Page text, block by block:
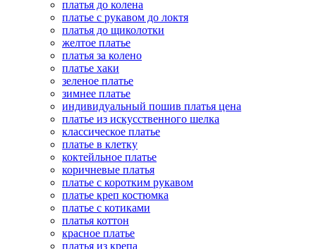
платья до колена
платье с рукавом до локтя
платья до щиколотки
желтое платье
платья за колено
платье хаки
зеленое платье
зимнее платье
индивидуальный пошив платья цена
платье из искусственного шелка
классическое платье
платье в клетку
коктейльное платье
коричневые платья
платье с коротким рукавом
платье креп костюмка
платье с котиками
платья коттон
красное платье
платья из крепа